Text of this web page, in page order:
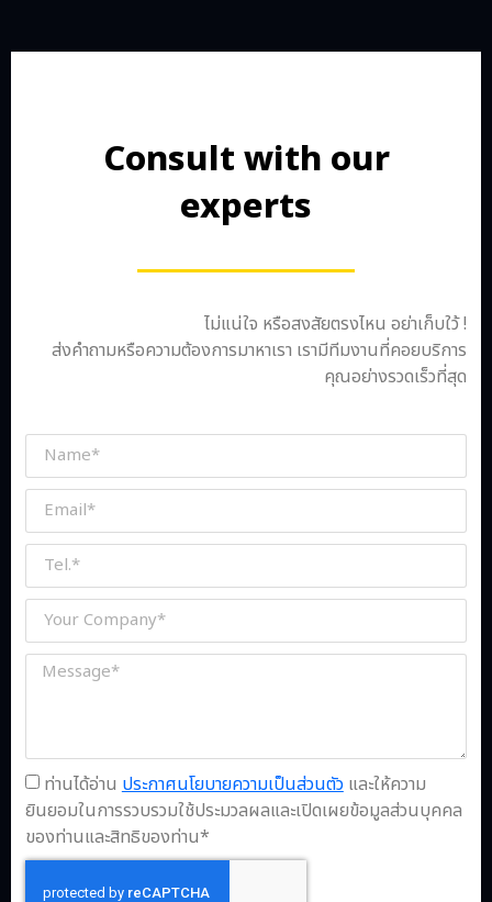
Consult with our
experts
ไม่แน่ใจ หรือสงสัยตรงไหน อย่าเก็บใว้ !
ส่งคำถามหรือความต้องการมาหาเรา เรามีทีมงานที่คอยบริการ
คุณอย่างรวดเร็วที่สุด
ท่านได้อ่าน ประกาศนโยบายความเป็นส่วนตัวและให้ความ
ยินยอมในการรวบรวมใช้ประมวลผลและเปิดเผยข้อมูลส่วนบุคคล
ของท่านและสิทธิของท่าน*